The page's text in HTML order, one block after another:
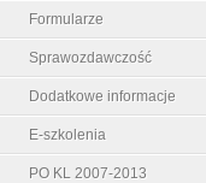
Formularze
Sprawozdawczość
Dodatkowe informacje
E-szkolenia
PO KL 2007-2013